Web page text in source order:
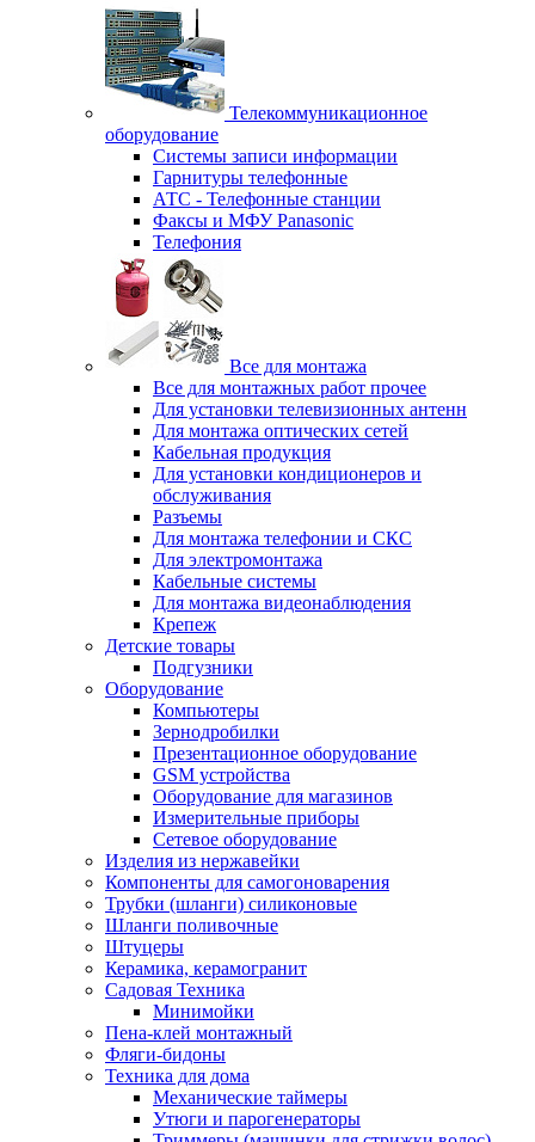
Телекоммуникационное
оборудование
Системы записи информации
Гарнитуры телефонные
АТС - Телефонные станции
Факсы и МФУ Panasonic
Телефония
Все для монтажа
Все для монтажных работ прочее
Для установки телевизионных антенн
Для монтажа оптических сетей
Кабельная продукция
Для установки кондиционеров и
обслуживания
Разъемы
Для монтажа телефонии и СКС
Для электромонтажа
Кабельные системы
Для монтажа видеонаблюдения
Крепеж
Детские товары
Подгузники
Оборудование
Компьютеры
Зернодробилки
Презентационное оборудование
GSM устройства
Оборудование для магазинов
Измерительные приборы
Сетевое оборудование
Изделия из нержавейки
Компоненты для самогоноварения
Трубки (шланги) силиконовые
Шланги поливочные
Штуцеры
Керамика, керамогранит
Садовая Техника
Минимойки
Пена-клей монтажный
Фляги-бидоны
Техника для дома
Механические таймеры
Утюги и парогенераторы